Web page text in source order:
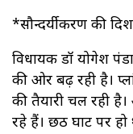
*सौन्दर्यीकरण की
विधायक डॉ योगेश
की ओर बढ़ रही है।
की तैयारी चल रही
रहे हैं। छठ घाट पर हो